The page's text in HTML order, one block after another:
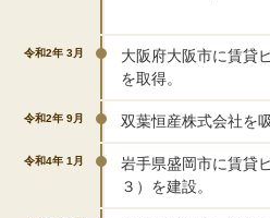
令和2年 3月
大阪府大阪市に賃貸
を取得。
令和2年 9月 双葉恒産株式会社を
令和4年 1月
岩手県盛岡市に賃貸
３）を建設。